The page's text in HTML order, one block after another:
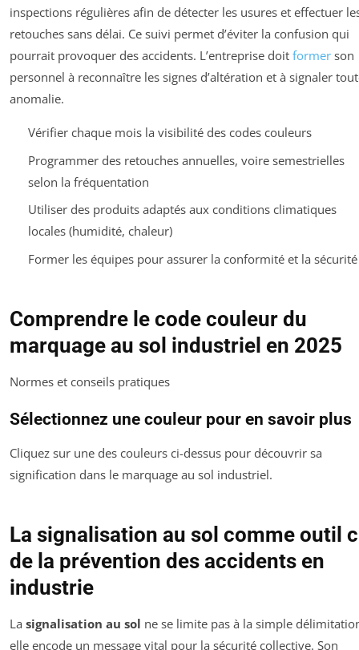
inspections régulières afin de détecter les usures et effectuer
retouches sans délai. Ce suivi permet d’éviter la confusion qui
pourrait provoquer des accidents. L’entreprise doit former son
personnel à reconnaître les signes d’altération et à signaler
anomalie.
Vérifier chaque mois la visibilité des codes couleurs
Programmer des retouches annuelles, voire semestrielles
selon la fréquentation
Utiliser des produits adaptés aux conditions climatiques
locales (humidité, chaleur)
Former les équipes pour assurer la conformité et la sécurité
Comprendre le code couleur du
marquage au sol industriel en 2025
Normes et conseils pratiques
Sélectionnez une couleur pour en savoir plus
Cliquez sur une des couleurs ci-dessus pour découvrir sa
signification dans le marquage au sol industriel.
La signalisation au sol comme outil
de la prévention des accidents en
industrie
La signalisation au sol ne se limite pas à la simple
elle encode un message vital pour la sécurité collective. Son